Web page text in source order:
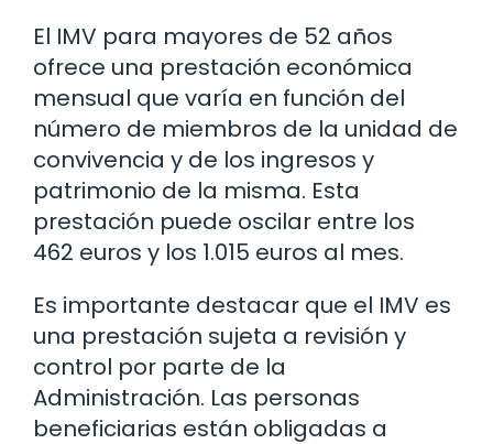
El IMV para mayores de 52 años
ofrece una prestación económica
mensual que varía en función del
número de miembros de la unidad de
convivencia y de los ingresos y
patrimonio de la misma. Esta
prestación puede oscilar entre los
462 euros y los 1.015 euros al mes.
Es importante destacar que el IMV es
una prestación sujeta a revisión y
control por parte de la
Administración. Las personas
beneficiarias están obligadas a